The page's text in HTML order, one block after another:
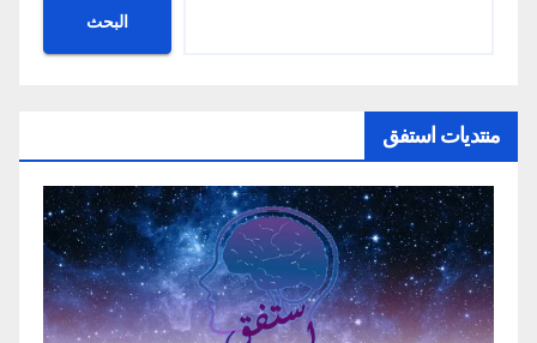
البحث
منتديات استفق